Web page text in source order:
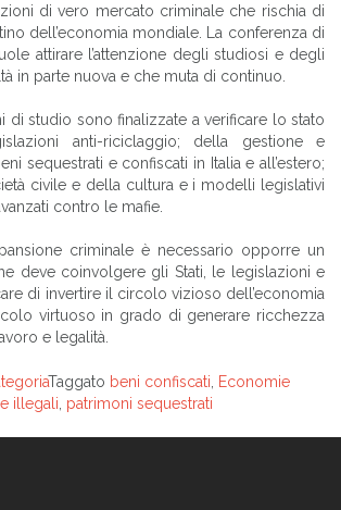
di vero mercato criminale che rischia di
dell’economia mondiale. La conferenza di
attirare l’attenzione degli studiosi e degli
in parte nuova e che muta di continuo.
di studio sono finalizzate a verificare lo stato
anti-riciclaggio; della gestione e
sequestrati e confiscati in Italia e all’estero;
civile e della cultura e i modelli legislativi
contro le mafie.
criminale è necessario opporre un
deve coinvolgere gli Stati, le legislazioni e
di invertire il circolo vizioso dell’economia
virtuoso in grado di generare ricchezza
e legalità.
Taggato beni confiscati
Economie
illegali patrimoni sequestrati